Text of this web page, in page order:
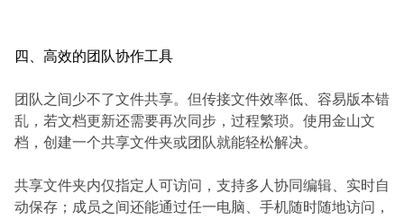
四、高效的团队协作工具
团队之间少不了文件共享。但传接文件效率低、容易版本错
乱，若文档更新还需要再次同步，过程繁琐。使用金山文
档，创建一个共享文件夹或团队就能轻松解决。
共享文件夹内仅指定人可访问，支持多人协同编辑、实时自
动保存；成员之间还能通过任一电脑、手机随时随地访问，